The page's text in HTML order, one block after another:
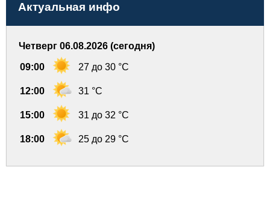
Актуальная инфо
Четверг 06.08.2026 (сегодня)
09:00 27 до 30 °C
12:00 31 °C
15:00 31 до 32 °C
18:00 25 до 29 °C